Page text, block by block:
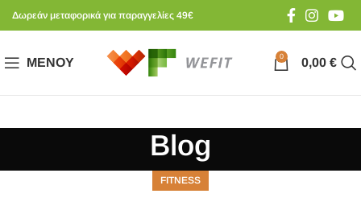
Δωρεάν μεταφορικά για παραγγελίες 49€
ΜΕΝΟΎ 0 0,00 €
Blog
FITNESS